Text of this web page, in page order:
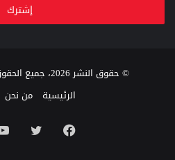
© حقوق النشر 2026، جميع الحقوق محفوظة |
الرئيسية
من نحن
فيسبوك تويتر